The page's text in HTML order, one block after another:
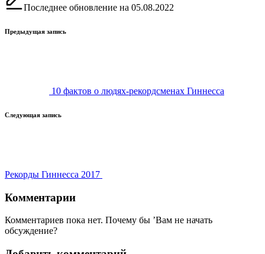
Последнее обновление на 05.08.2022
Навигация
Предыдущая запись
10 фактов о людях-рекордсменах Гиннесса
Следующая запись
Рекорды Гиннесса 2017
Комментарии
Комментариев пока нет. Почему бы ’Вам не начать
обсуждение?